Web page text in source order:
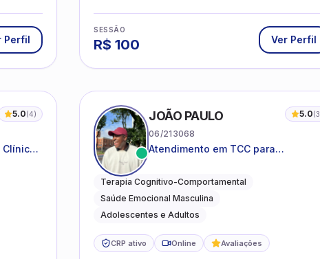
Perfil
SESSÃO
R$ 100 Ver Perfil
5.0(4) JOÃO PAULO 5.0(3
06/213068
Atendimento em TCC para
desenvolvimento de autonomia
emocional
Terapia Cognitivo-Comportamental
Saúde Emocional Masculina
Adolescentes e Adultos
CRP ativo Online Avaliações